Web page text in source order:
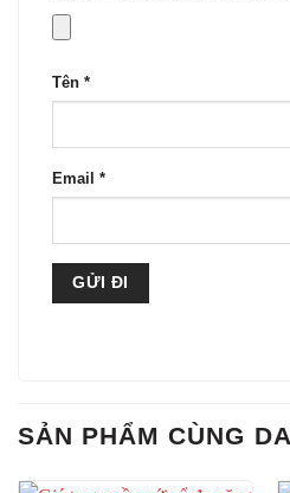
Tên *
Email *
SẢN PHẨM CÙNG